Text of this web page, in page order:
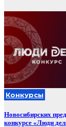
Конкурсы
Новосибирских
конкурсе «Люди